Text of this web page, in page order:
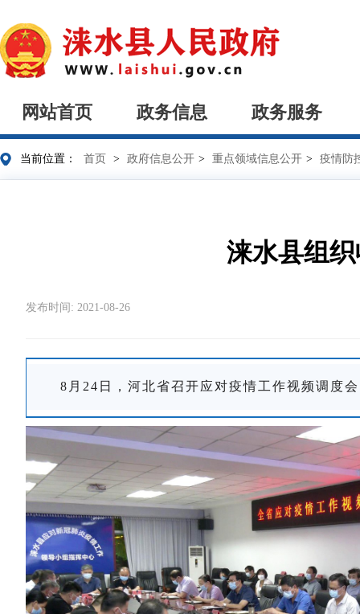
网站首页 政务信息 政务服务
当前位置： 首页 > 政府信息公开 > 重点领域信息公开 > 疫情防
涞水县组
发布时间: 2021-08-26
8月24日，河北省召开应对疫情工作视频调度